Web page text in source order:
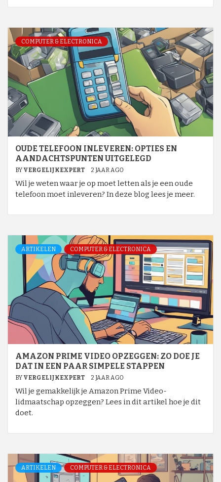
COMPUTER & ELECTRONICA
OUDE TELEFOON INLEVEREN: OPTIES EN
AANDACHTSPUNTEN UITGELEGD
BY VERGELIJKEXPERT 2 JAAR AGO
Wil je weten waar je op moet letten als je een oude
telefoon moet inleveren? In deze blog lees je meer.
ARTIKELEN COMPUTER & ELECTRONICA
AMAZON PRIME VIDEO OPZEGGEN: ZO DOE JE
DAT IN EEN PAAR SIMPELE STAPPEN
BY VERGELIJKEXPERT 2 JAAR AGO
Wil je gemakkelijk je Amazon Prime Video-
lidmaatschap opzeggen? Lees in dit artikel hoe je dit
doet.
ARTIKELEN COMPUTER & ELECTRONICA